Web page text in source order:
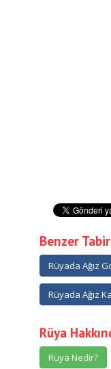
Benzer
Rüyada Ağız
Rüyada Ağız
Rüya
Rüya Nedir?